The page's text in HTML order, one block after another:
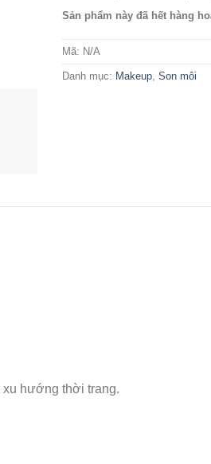
Sản phẩm này đã hết hàng
Mã: N/A
Danh mục: Makeup Son môi
xu hướng thời trang.